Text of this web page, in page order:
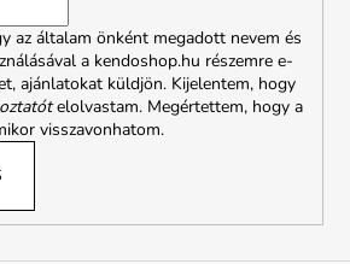
az általam önként megadott nevem és
a kendoshop.hu részemre e-
ajánlatokat küldjön. Kijelentem, hogy
elolvastam. Megértettem, hogy a
visszavonhatom.